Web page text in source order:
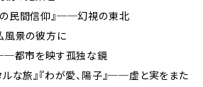
民間信仰』──幻視の東北
風景の彼方に
都市を映す孤独な鏡
ルな旅』『わが愛、陽子』──虚と実をまた